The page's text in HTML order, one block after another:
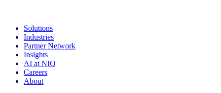
Solutions
Industries
Partner Network
Insights
AI at NIQ
Careers
About